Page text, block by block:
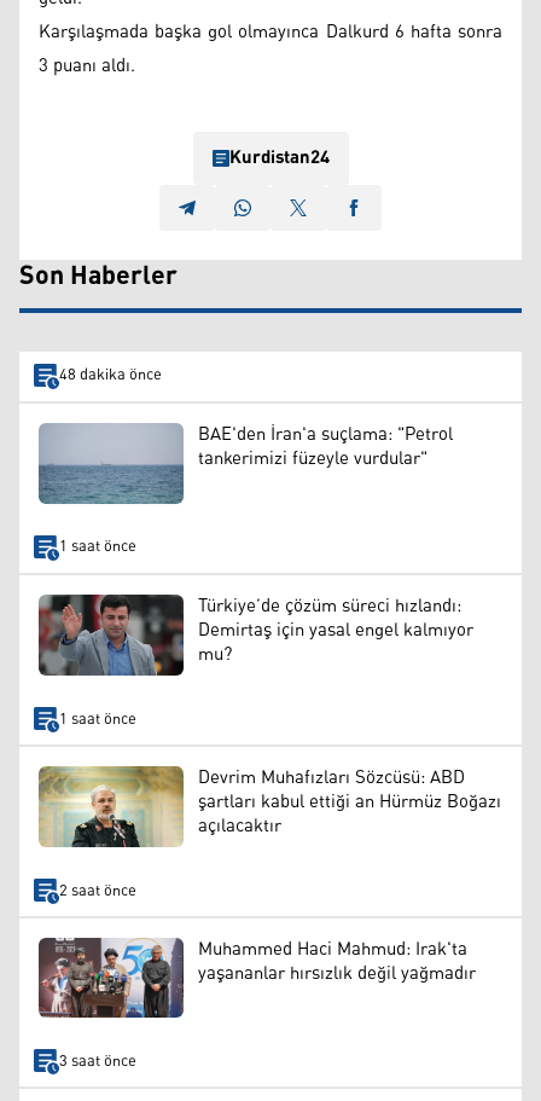
Karşılaşmada başka gol olmayınca Dalkurd 6 hafta sonra
3 puanı aldı.
Kurdistan24
Son Haberler
48 dakika önce
BAE'den İran'a suçlama: "Petrol
tankerimizi füzeyle vurdular"
1 saat önce
Türkiye’de çözüm süreci hızlandı:
Demirtaş için yasal engel kalmıyor
mu?
1 saat önce
Devrim Muhafızları Sözcüsü: ABD
şartları kabul ettiği an Hürmüz Boğazı
açılacaktır
2 saat önce
Muhammed Haci Mahmud: Irak'ta
yaşananlar hırsızlık değil yağmadır
3 saat önce